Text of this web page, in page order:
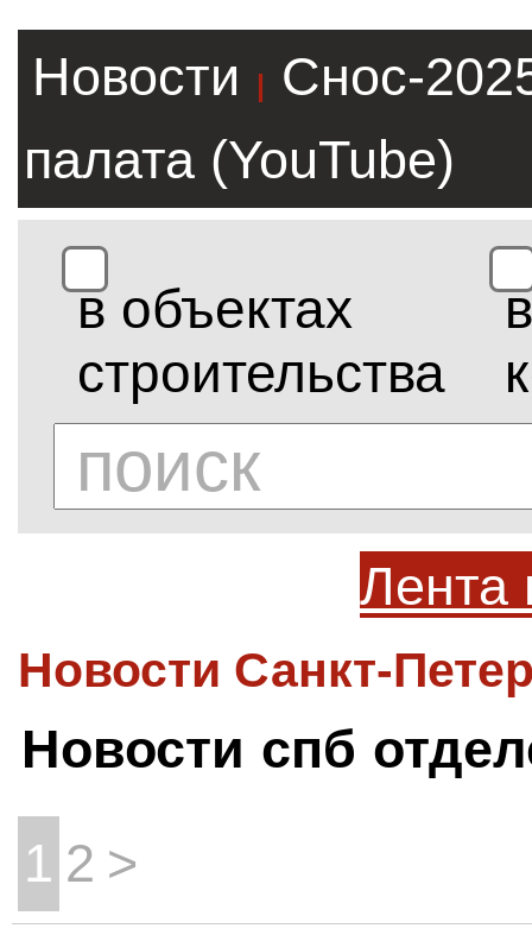
Новости |
Снос-
палата (YouTube)
в объектах
строительства
в
Лента
Новости Санкт-
Новости спб
1 2 >